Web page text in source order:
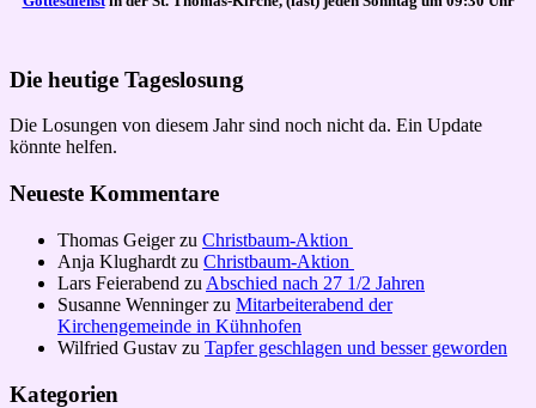
Die heutige Tageslosung
Die Losungen von diesem Jahr sind noch nicht da. Ein Update
könnte helfen.
Neueste Kommentare
Thomas Geigerzu Christbaum-Aktion
Anja Klughardt zu Christbaum-Aktion
Lars Feierabend zu Abschied nach 27 1/2 Jahren
Susanne Wenningerzu Mitarbeiterabend der
Kirchengemeinde in Kühnhofen
Wilfried Gustav zu Tapfer geschlagen und besser geworden
Kategorien